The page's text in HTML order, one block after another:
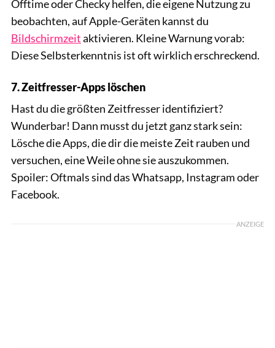
Offtime oder Checky helfen, die eigene Nutzung zu
beobachten, auf Apple-Geräten kannst du
Bildschirmzeitaktivieren. Kleine Warnung vorab:
Diese Selbsterkenntnis ist oft wirklich erschreckend.
7. Zeitfresser-Apps löschen
Hast du die größten Zeitfresser identifiziert?
Wunderbar! Dann musst du jetzt ganz stark sein:
Lösche die Apps, die dir die meiste Zeit rauben und
versuchen, eine Weile ohne sie auszukommen.
Spoiler: Oftmals sind das Whatsapp, Instagram oder
Facebook.
ANZEIGE